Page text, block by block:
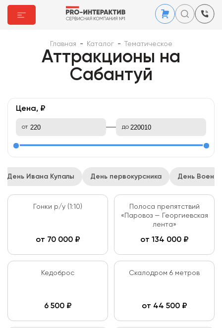
Главная - Каталог - Тематическое
Аттракционы на
Сабантуй
Цена, ₽
от до
День Ивана Купалы День первокурсника День
Гонки р/у (1:10)
от 70 000₽
Полоса препятствий
«Паровоз — Георгиевская
лента»
от 134 000₽
Кедоброс
6 500₽
Скалодром 6 метров
от 44 500₽